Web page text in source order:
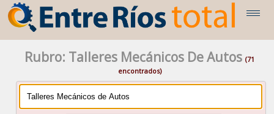
Rubro: Talleres Mecánicos De Autos(71
encontrados)